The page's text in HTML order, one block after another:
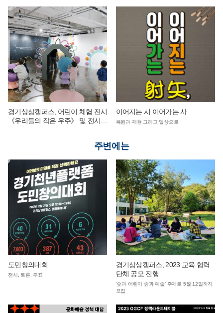
경기상상캠퍼스, 어린이 체험 전시
《우리들의 작은 우주》 및 전시
이어지는 시 이어가는 사
복원과 재현 그리고 일상으로
주변에는
도민창의대회
전시, 토론, 투표
경기상상캠퍼스, 2023 교육 협력
단체 공모 진행
‘숲과 어린이·숲과 예술’ 주제로 5월 12일까지
모집